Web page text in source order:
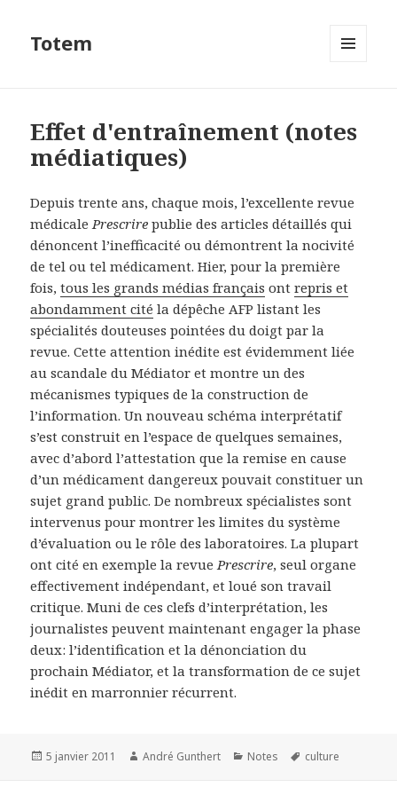
Totem
Effet d'entraînement (notes
médiatiques)
Depuis trente ans, chaque mois, l’excellente revue
médicalePrescrire publie des articles détaillés qui
dénoncent l’inefficacité ou démontrent la nocivité
de tel ou tel médicament. Hier, pour la première
fois,tous les grands médias français ontrepris et
abondamment cité la dépêche AFP listant les
spécialités douteuses pointées du doigt par la
revue. Cette attention inédite est évidemment liée
au scandale du Médiator et montre un des
mécanismes typiques de la construction de
l’information. Un nouveau schéma interprétatif
s’est construit en l’espace de quelques semaines,
avec d’abord l’attestation que la remise en cause
d’un médicament dangereux pouvait constituer un
sujet grand public. De nombreux spécialistes sont
intervenus pour montrer les limites du système
d’évaluation ou le rôle des laboratoires. La plupart
ont cité en exemple la revuePrescrire, seul organe
effectivement indépendant, et loué son travail
critique. Muni de ces clefs d’interprétation, les
journalistes peuvent maintenant engager la phase
deux: l’identification et la dénonciation du
prochain Médiator, et la transformation de ce sujet
inédit en marronnier récurrent.
Publié
5 janvier 2011 Auteur
André Gunthert Catégories
Notes
Mots-
culture